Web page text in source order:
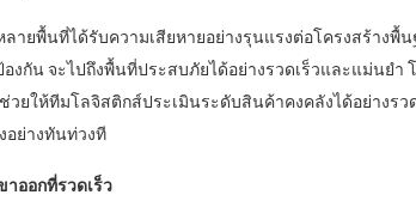
ยพื้นที่ได้รับความเสียหายอย่างรุนแรงต่อโครงสร้างพื้
กัน จะไปถึงพื้นที่ประสบภัยได้อย่างรวดเร็วและแม่นยำ
ให้ทีมโลจิสติกส์ประเมินระดับสินค้าคงคลังได้อย่างรว
อย่างทันท่วงที
ออกที่รวดเร็ว